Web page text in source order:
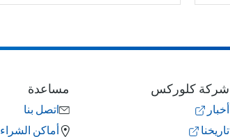
شركة كلوركس
أخبار
تاريخنا
مساعدة
اتصل بنا
أماكن الشراء